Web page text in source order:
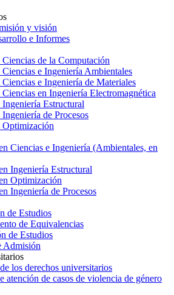
y visión
e Informes
Ciencias de la Computación
Ciencias e Ingeniería Ambientales
Ciencias e Ingeniería de Materiales
Ciencias en Ingeniería Electromagnética
Ingeniería Estructural
de Procesos
Optimización
Ciencias e Ingeniería (Ambientales, en
Ingeniería Estructural
Optimización
Ingeniería de Procesos
de Estudios
de Equivalencias
de Estudios
Admisión
los derechos universitarios
atención de casos de violencia de género